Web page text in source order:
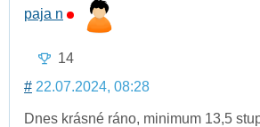
paja n
14
# 22.07.2024, 08:28
Dnes krásné ráno, minimum 13,5